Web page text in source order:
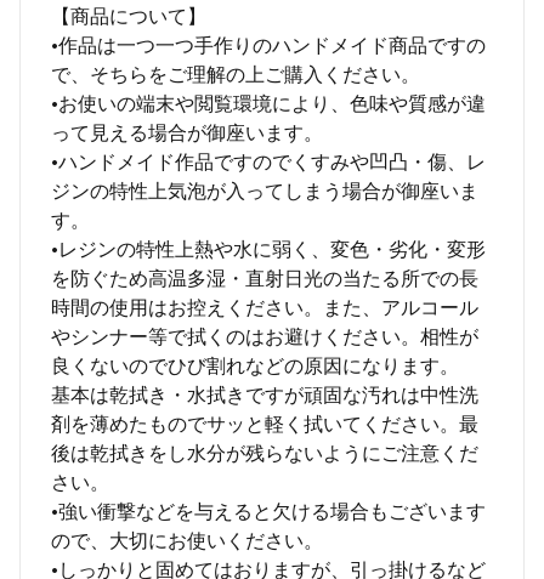
【商品について】
•作品は一つ一つ手作りのハンドメイド商品ですの
で、そちらをご理解の上ご購入ください。
•お使いの端末や閲覧環境により、色味や質感が違
って見える場合が御座います。
•ハンドメイド作品ですのでくすみや凹凸・傷、レ
ジンの特性上気泡が入ってしまう場合が御座いま
す。
•レジンの特性上熱や水に弱く、変色・劣化・変形
を防ぐため高温多湿・直射日光の当たる所での長
時間の使用はお控えください。また、アルコール
やシンナー等で拭くのはお避けください。相性が
良くないのでひび割れなどの原因になります。
基本は乾拭き・水拭きですが頑固な汚れは中性洗
剤を薄めたものでサッと軽く拭いてください。最
後は乾拭きをし水分が残らないようにご注意くだ
さい。
•強い衝撃などを与えると欠ける場合もございます
ので、大切にお使いください。
•しっかりと固めてはおりますが、引っ掛けるなど